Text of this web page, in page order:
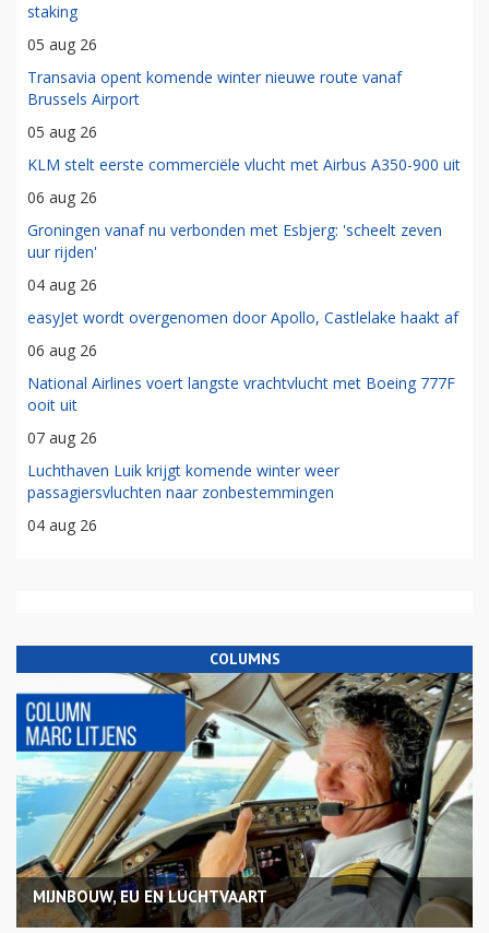
staking
05 aug 26
Transavia opent komende winter nieuwe route vanaf
Brussels Airport
05 aug 26
KLM stelt eerste commerciële vlucht met Airbus A350-900 uit
06 aug 26
Groningen vanaf nu verbonden met Esbjerg: 'scheelt zeven
uur rijden'
04 aug 26
easyJet wordt overgenomen door Apollo, Castlelake haakt af
06 aug 26
National Airlines voert langste vrachtvlucht met Boeing 777F
ooit uit
07 aug 26
Luchthaven Luik krijgt komende winter weer
passagiersvluchten naar zonbestemmingen
04 aug 26
COLUMNS
MIJNBOUW, EU EN LUCHTVAART